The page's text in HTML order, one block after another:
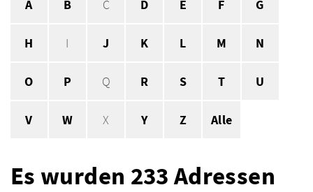
A B C D E F G
H I J K L M N
O P Q R S T U
V W X Y Z Alle
Es wurden 233 Adressen